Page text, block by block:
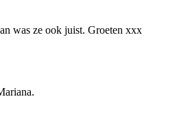
was ze ook juist. Groeten xxx